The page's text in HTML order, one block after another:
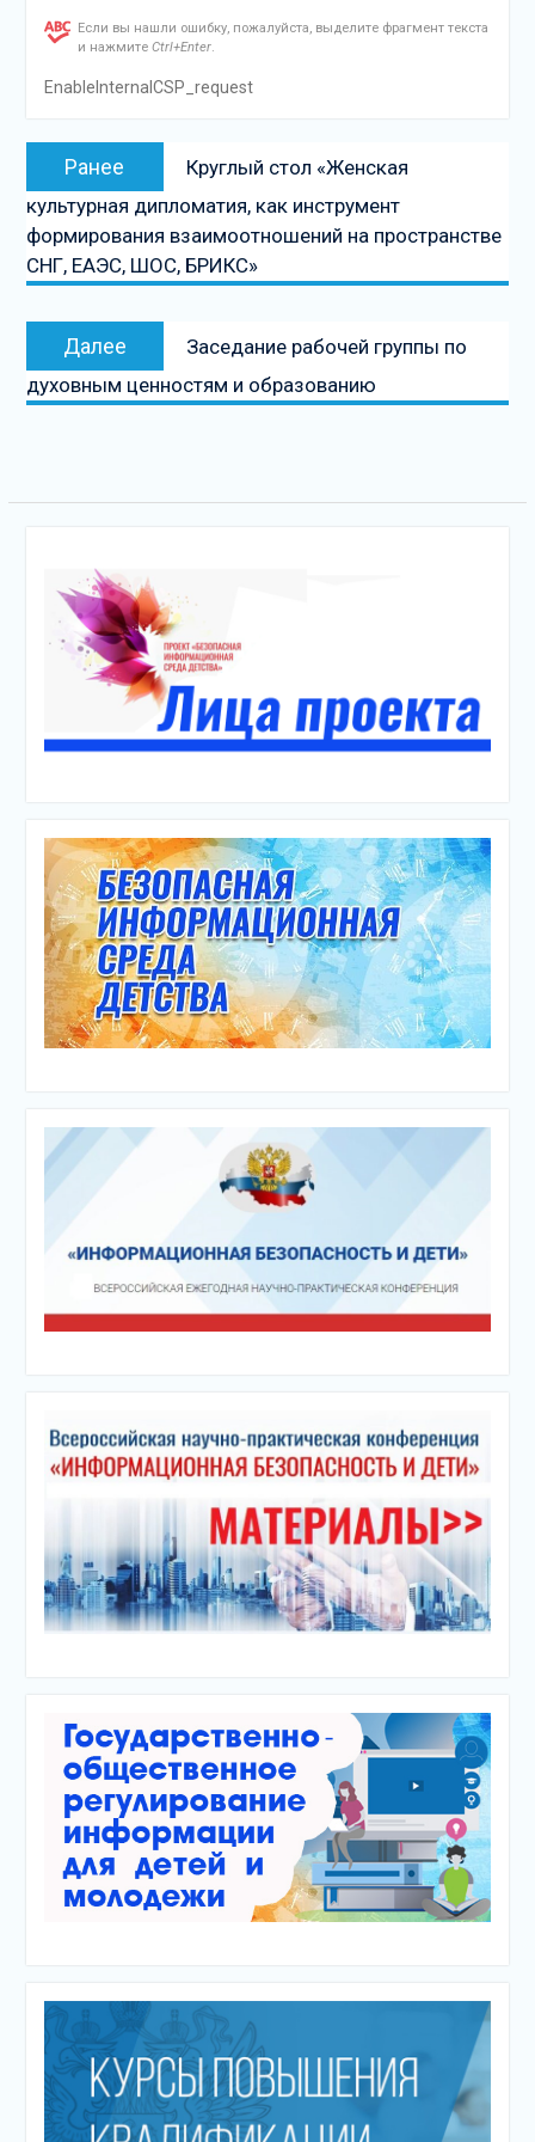
Если вы нашли ошибку, пожалуйста, выделите фрагмент текста
и нажмите Ctrl+Enter.
EnableInternalCSP_request
Навигация
записям
Ранее
запись:
Круглый стол «Женская
культурная дипломатия, как инструмент
формирования взаимоотношений на пространстве
СНГ, ЕАЭС, ШОС, БРИКС»
Далее
запись
Заседание рабочей группы по
духовным ценностям и образованию